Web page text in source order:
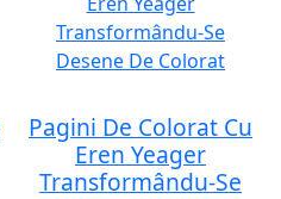
Pagini De Colorat Cu
Eren Yeager
Transformându-Se